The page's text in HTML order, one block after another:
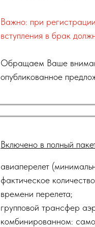
Важно: при
вступления в брак
Обращаем Ваше
опубликованное
Включено в полный
авиаперелет
фактическое
времени перелета;
групповой трансфер
комбинированном: